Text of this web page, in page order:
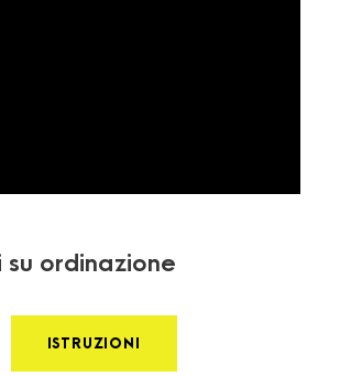
su ordinazione
ISTRUZIONI